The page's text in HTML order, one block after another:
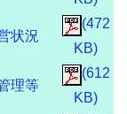
状況
(472
KB)
理等
(612
KB)